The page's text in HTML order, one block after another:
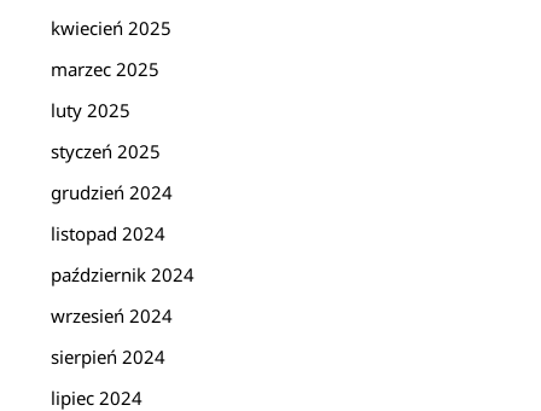
kwiecień 2025
marzec 2025
luty 2025
styczeń 2025
grudzień 2024
listopad 2024
październik 2024
wrzesień 2024
sierpień 2024
lipiec 2024